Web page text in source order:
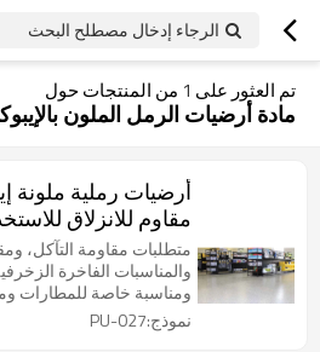
الرجاء إدخال مصطلح البحث
تم العثور على 1 من المنتجات حول
مادة أرضيات الرمل الملون
أرضيات رملية ملونة
مقاوم للانزلاق
متطلبات مقاومة التآكل،
والمناسبات الفاخرة
ومناسبة خاصة للمطارات
وقاعات المعارض ومترو
والطبية والصحية والترفيه
نموذج:PU-027